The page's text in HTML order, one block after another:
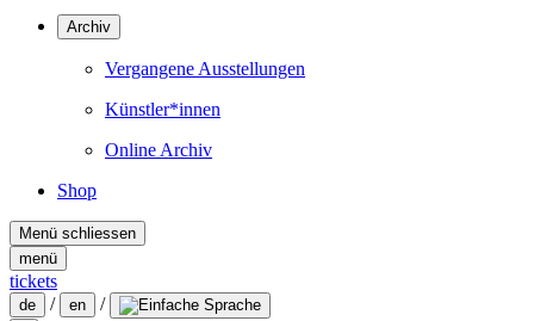
Archiv
Vergangene Ausstellungen
Künstler*innen
Online Archiv
Shop
Menü schliessen
menü
tickets
de / en /